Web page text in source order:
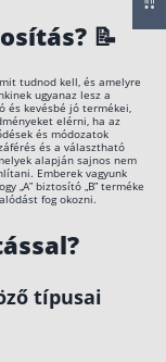
életbiztosítás
📝
tudnod kell, és amelyre
ugyanaz lesz a
és kevésbé jó termékei,
elérni, ha az
és módozatok
és a választható
alapján sajnos nem
Emberek vagyunk
„A” biztosító „B” terméke
fog okozni.
típusai